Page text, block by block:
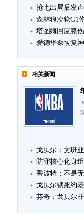
抢七出局后发
森林狼次轮G1
塔图姆回应膝
爱德华兹恢复
相关新闻
戈贝尔：文班
防守核心化身
香波特：不是
戈贝尔锁死约
芬奇：戈贝尔